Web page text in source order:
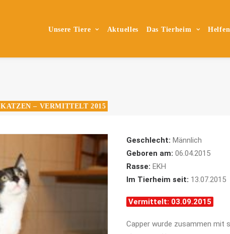
Unsere Tiere Aktuelles Das Tierheim Helfen
KATZEN – VERMITTELT 2015
Geschlecht: Männlich
Geboren am: 06.04.2015
Rasse: EKH
Im Tierheim seit: 13.07.2015
Vermittelt: 03.09.2015
Capper wurde zusammen mit